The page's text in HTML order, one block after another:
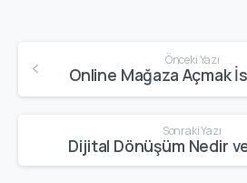
Önceki Yazı
Sonraki Yazı